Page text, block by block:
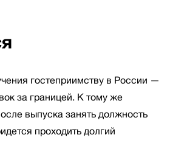
гостеприимству в России —
за границей. К тому же
выпуска занять должность
проходить долгий